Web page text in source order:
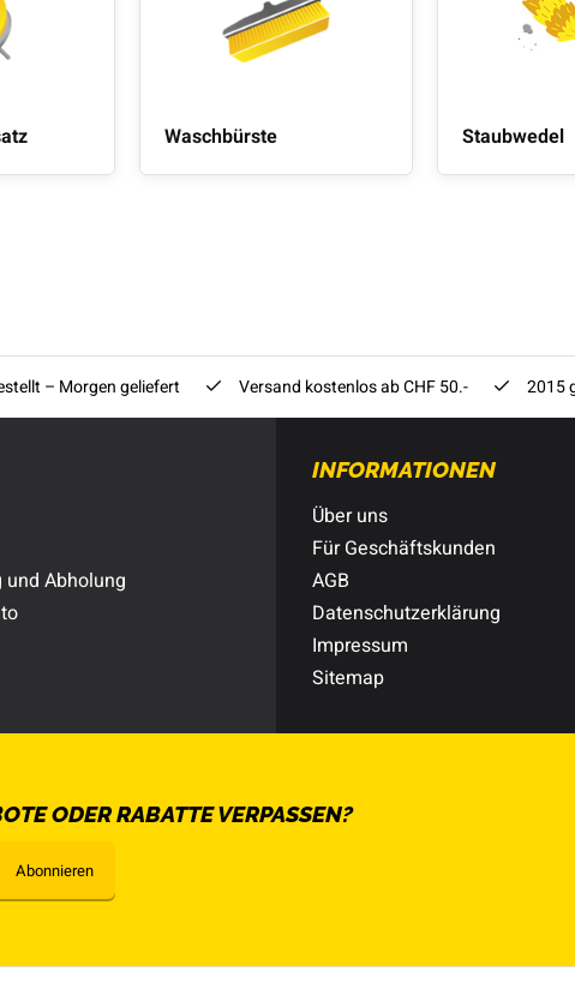
Waschbürste Staubwedel
– Morgen geliefert Versand kostenlos ab CHF 50.- 2015
Abholung
INFORMATIONEN
Über uns
Für Geschäftskunden
AGB
Datenschutzerklärung
Impressum
Sitemap
ODER RABATTE VERPASSEN?
Abonnieren